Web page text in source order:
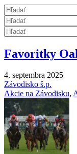
Favoritky
4. septembra 2025
Závodisko š.p.
Akcie na Závodisku,